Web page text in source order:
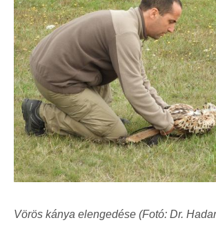
Vörös kánya elengedése (Fotó: Dr.